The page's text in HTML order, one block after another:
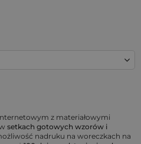
z materiałowymi
setkach gotowych wzorów i
nadruku na woreczkach na